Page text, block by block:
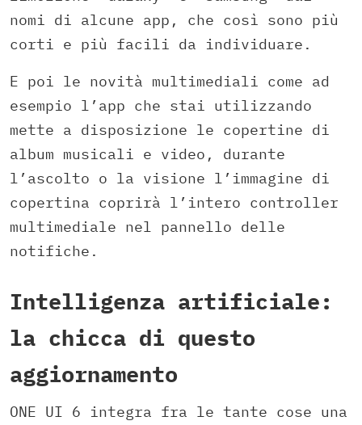
nomi di alcune app, che così sono più
corti e più facili da individuare.
E poi le novità multimediali come ad
esempio l’app che stai utilizzando
mette a disposizione le copertine di
album musicali e video, durante
l’ascolto o la visione l’immagine di
copertina coprirà l’intero controller
multimediale nel pannello delle
notifiche.
Intelligenza artificiale:
la chicca di questo
aggiornamento
ONE UI 6 integra fra le tante cose una